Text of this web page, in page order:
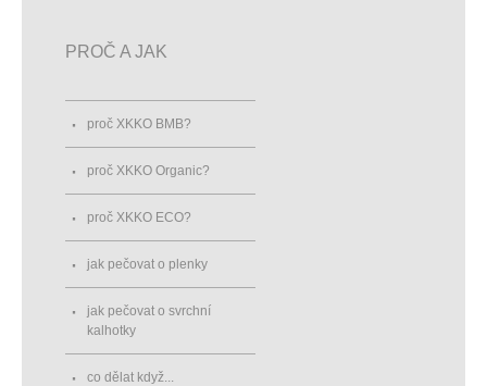
PROČ A JAK
proč XKKO BMB?
proč XKKO Organic?
proč XKKO ECO?
jak pečovat o plenky
jak pečovat o svrchní
kalhotky
co dělat když...